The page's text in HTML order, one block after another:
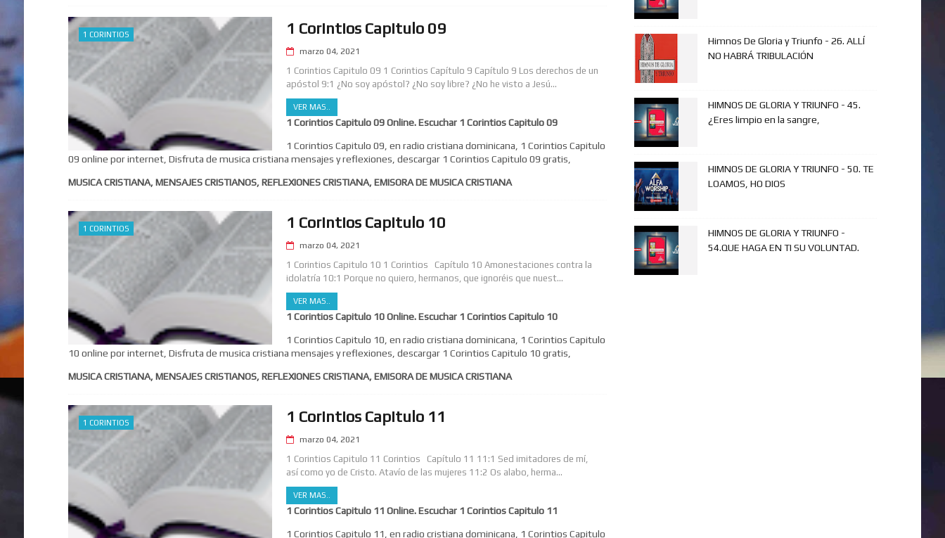
1 CORINTIOS 1 Corintios Capitulo 09
marzo 04, 2021
1 Corintios Capitulo 09 1 Corintios Capítulo 9 Capítulo 9 Los derechos de un
apóstol 9:1 ¿No soy apóstol? ¿No soy libre? ¿No he visto a Jesú...
VER MAS..
1 Corintios Capitulo 09 Online. Escuchar 1 Corintios Capitulo 09
1 Corintios Capitulo 09, en radio cristiana dominicana, 1 Corintios Capitulo
09 online por internet, Disfruta de musica cristiana mensajes y reflexiones, descargar 1 Corintios Capitulo 09 gratis,
MUSICA CRISTIANA, MENSAJES CRISTIANOS, REFLEXIONES CRISTIANA, EMISORA DE MUSICA CRISTIANA
1 CORINTIOS 1 Corintios Capitulo 10
marzo 04, 2021
1 Corintios Capitulo 10 1 Corintios Capítulo 10 Amonestaciones contra la
idolatría 10:1 Porque no quiero, hermanos, que ignoréis que nuest...
VER MAS..
1 Corintios Capitulo 10 Online. Escuchar 1 Corintios Capitulo 10
1 Corintios Capitulo 10, en radio cristiana dominicana, 1 Corintios Capitulo
10 online por internet, Disfruta de musica cristiana mensajes y reflexiones, descargar 1 Corintios Capitulo 10 gratis,
MUSICA CRISTIANA, MENSAJES CRISTIANOS, REFLEXIONES CRISTIANA, EMISORA DE MUSICA CRISTIANA
1 CORINTIOS 1 Corintios Capitulo 11
marzo 04, 2021
1 Corintios Capitulo 11 Corintios Capítulo 11 11:1 Sed imitadores de mí,
así como yo de Cristo. Atavío de las mujeres 11:2 Os alabo, herma...
VER MAS..
1 Corintios Capitulo 11 Online. Escuchar 1 Corintios Capitulo 11
1 Corintios Capitulo 11, en radio cristiana dominicana, 1 Corintios Capitulo
Himnos De Gloria y Triunfo - 26. ALLÍ
NO HABRÁ TRIBULACIÓN
HIMNOS DE GLORIA Y TRIUNFO - 45.
¿Eres limpio en la sangre,
HIMNOS DE GLORIA Y TRIUNFO - 50. TE
LOAMOS, HO DIOS
HIMNOS DE GLORIA Y TRIUNFO -
54.QUE HAGA EN TI SU VOLUNTAD.